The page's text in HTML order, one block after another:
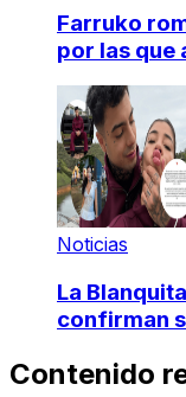
Farruko
por las que
Noticias
La
confirman
Contenido